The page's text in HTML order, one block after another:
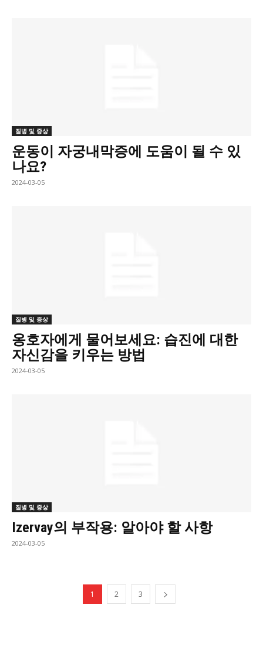
질병 및 증상
운동이 자궁내막증에 도움이 될 수 있
나요?
2024-03-05
질병 및 증상
옹호자에게 물어보세요: 습진에 대한
자신감을 키우는 방법
2024-03-05
질병 및 증상
Izervay의 부작용: 알아야 할 사항
2024-03-05
1 2 3